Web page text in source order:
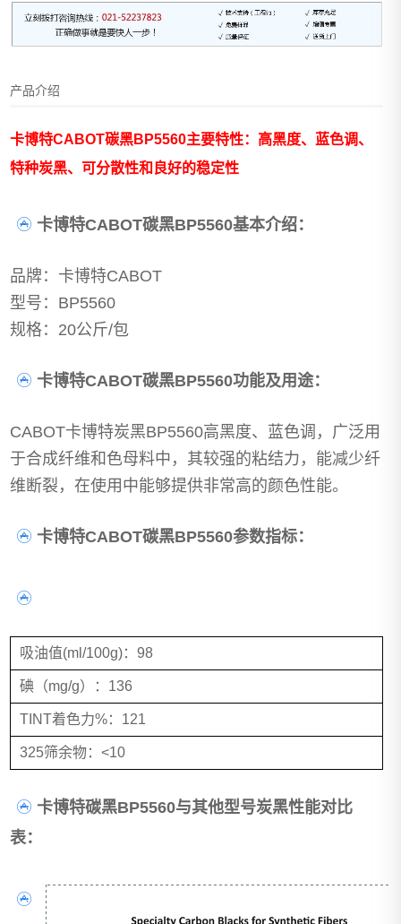
产品介绍
卡博特CABOT碳黑BP5560主要特性：高黑度、蓝色调、
特种炭黑、可分散性和良好的稳定性
卡博特CABOT碳黑BP5560基本介绍：
品牌：卡博特CABOT
型号：BP5560
规格：20公斤/包
卡博特CABOT碳黑BP5560功能及用途：
CABOT卡博特炭黑BP5560高黑度、蓝色调，广泛用
于合成纤维和色母料中，其较强的粘结力，能减少纤
维断裂，在使用中能够提供非常高的颜色性能。
卡博特CABOT碳黑BP5560参数指标：
吸油值(ml/100g)：98
碘（mg/g）：136
TINT着色力%：121
325筛余物：<10
卡博特碳黑BP5560与其他型号炭黑性能对比
表：